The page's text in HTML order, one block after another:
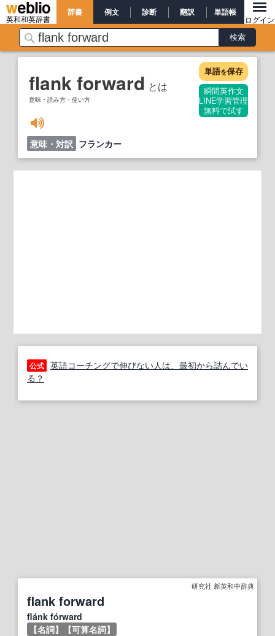
英和和英辞書
辞書 例文 診断 翻訳 単語帳
ログイン
flank forward とは
意味・読み方・使い方
単語を保存
瞬間英作文
LINE学習管理
無料で試す
意味・対訳 フランカー
公式 英語コーチングで伸びない人は、最初から詰んでい
る？
研究社 新英和中辞典
flank forward
flánk fórward
【名詞】
【可算名詞】